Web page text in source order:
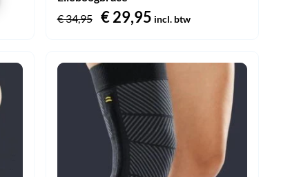
€34,95
Oorspronkelijke
was:
€ 34,95.
€29,95Huidige
is:
€ 29,95.
incl. btw